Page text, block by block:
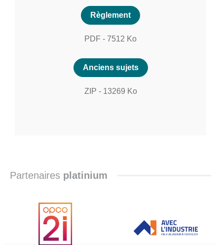
Règlement
PDF - 7512 Ko
Anciens sujets
ZIP - 13269 Ko
Partenaires platinium